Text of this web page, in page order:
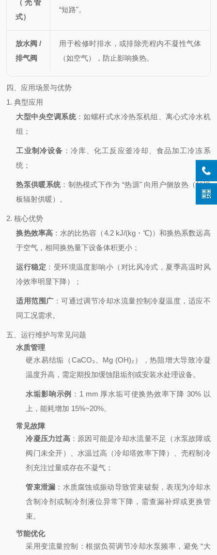
（壳管
式）
“短路"。
放水阀 /
排气阀
用于检修时排水，或排除壳程内不凝性气体
（如空气），防止影响换热。
四、应用场景与优势
1. 典型应用
大型中央空调系统：如螺杆式水冷热泵机组、离心式冷水机
组；
工业制冷设备 ：冷库、化工反应釜冷却、食品加工冷冻系
统；
热泵供暖系统：制热模式下作为 “热源" 向用户侧放热（如地
板辐射供暖）。
2. 核心优势
换热效率高：水的比热容（4.2 kJ/(kg・℃)）和换热系数远高
于空气，相同换热量下设备体积更小；
运行稳定 ：受环境温度影响小（对比风冷式，夏季高温时风
冷效率明显下降）；
适用范围广 ：可通过调节冷却水流量控制冷凝温度，适应不
同工况需求。
五、运行维护与常见问题
水质管理
硬水易结垢（CaCO₃、Mg (OH)₂），热阻增大导致冷凝
温度升高，需定期投加缓蚀阻垢剂或安装水处理设备。
水垢影响示例 ：1 mm 厚水垢可使换热效率下降 30% 以
上，能耗增加 15%~20%。
常见故障
冷凝压力过高：原因可能是冷却水流量不足（水泵故障或
阀门未全开）、水温过高（冷却塔效率下降）、壳程制冷
剂充注过量或存在不凝气；
管束泄漏 ：水质腐蚀或振动导致管束破裂，表现为冷却水
含制冷剂或制冷剂液位异常下降，需查漏补焊或更换管
束。
节能优化
采用变流量控制：根据负荷调节冷却水泵频率，避免 “大